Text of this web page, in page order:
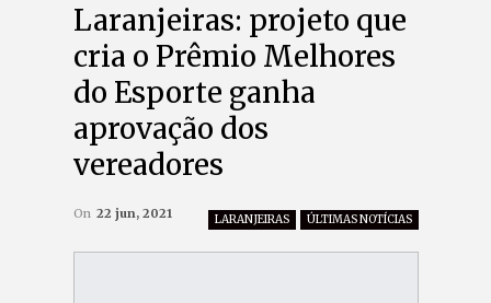
Laranjeiras: projeto que
cria o Prêmio Melhores
do Esporte ganha
aprovação dos
vereadores
LARANJEIRAS ÚLTIMAS NOTÍCIAS
On 22 jun, 2021